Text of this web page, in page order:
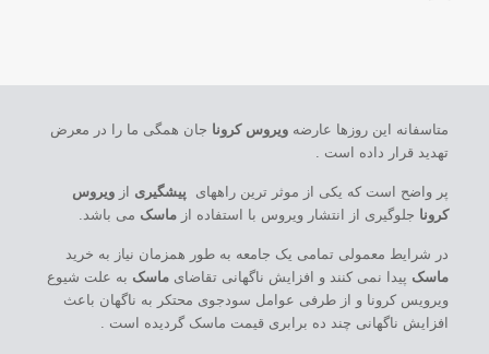
متاسفانه این روزها عارضهویروس کرونا جان همگی ما را در معرض
تهدید قرار داده است .
پر واضح است که یکی از موثر ترین راههای پیشگیری ازویروس
کرونا جلوگیری از انتشار ویروس با استفاده ازماسک می باشد.
در شرایط معمولی تمامی یک جامعه به طور همزمان نیاز به خرید
ماسک پیدا نمی کنند و افزایش ناگهانی تقاضایماسک به علت شیوع
ویرویس کرونا و از طرفی عوامل سودجوی محتکر به ناگهان باعث
افزایش ناگهانی چند ده برابری قیمت ماسک گردیده است .